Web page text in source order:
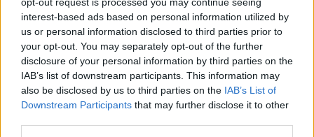
interest-based ads based on personal information utilized by
us or personal information disclosed to third parties prior to
your opt-out. You may separately opt-out of the further
disclosure of your personal information by third parties on the
IAB’s list of downstream participants. This information may
also be disclosed by us to third parties on the IAB’s List of
Downstream Participants that may further disclose it to other